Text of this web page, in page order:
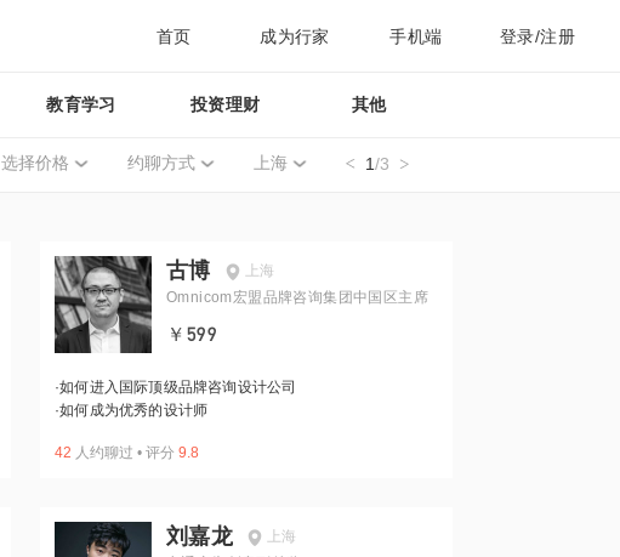
首页 成为行家 手机端 登录/注册
教育学习 投资理财 其他
选择价格 约聊方式 上海 1/3
古博
上海
Omnicom宏盟品牌咨询集团中国区主席
￥599
·如何进入国际顶级品牌咨询设计公司
·如何成为优秀的设计师
42 人约聊过 • 评分 9.8
刘嘉龙
上海